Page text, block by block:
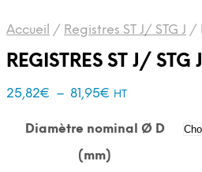
Accueil / Registres ST J/ STG J /
REGISTRES ST J/ STG J
25,82€ – 81,95€ Plage
prix :
à
HT
Diamètre nominal Ø D
(mm)